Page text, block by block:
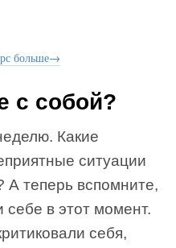
больше→
с собой?
Какие
ситуации
А теперь вспомните,
себе в этот момент.
себя,